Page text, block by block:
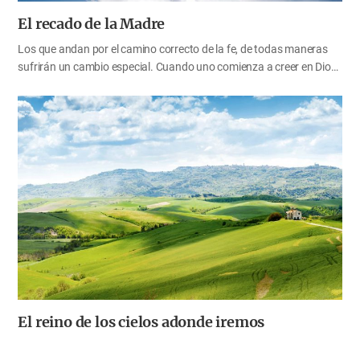
El recado de la Madre
Los que andan por el camino correcto de la fe, de todas maneras
sufrirán un cambio especial. Cuando uno comienza a creer en Dios,
de su salvación en la verdad del nuevo pacto, comienza a parecerse
al corazón de Dios quien quiere que toda la humanidad sea salva. Si
en el pasado solo nos preocupábamos por nosotros mismos,
ahora necesitamos mirar al mundo entero. Dios nos ha dado la
salvación y muchas otras bendiciones. Si permanecemos en la
verdad y tenemos fe en el Padre y la Madre, debemos cuidar de
otras ovejas que no son de este redil. Hoy debemos ser mejores de
lo…
El reino de los cielos adonde iremos